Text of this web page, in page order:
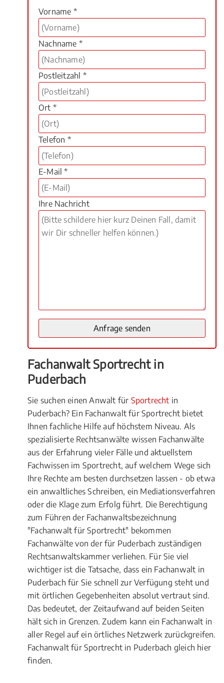
Vorname *
Nachname *
Postleitzahl *
Ort *
Telefon *
E-Mail *
Ihre Nachricht
Fachanwalt Sportrecht in
Puderbach
Sie suchen einen Anwalt für Sportrecht in
Puderbach? Ein Fachanwalt für Sportrecht bietet
Ihnen fachliche Hilfe auf höchstem Niveau. Als
spezialisierte Rechtsanwälte wissen Fachanwälte
aus der Erfahrung vieler Fälle und aktuellstem
Fachwissen im Sportrecht, auf welchem Wege sich
Ihre Rechte am besten durchsetzen lassen - ob etwa
ein anwaltliches Schreiben, ein Mediationsverfahren
oder die Klage zum Erfolg führt. Die Berechtigung
zum Führen der Fachanwaltsbezeichnung
"Fachanwalt für Sportrecht" bekommen
Fachanwälte von der für Puderbach zuständigen
Rechtsanwaltskammer verliehen. Für Sie viel
wichtiger ist die Tatsache, dass ein Fachanwalt in
Puderbach für Sie schnell zur Verfügung steht und
mit örtlichen Gegebenheiten absolut vertraut sind.
Das bedeutet, der Zeitaufwand auf beiden Seiten
hält sich in Grenzen. Zudem kann ein Fachanwalt in
aller Regel auf ein örtliches Netzwerk zurückgreifen.
Fachanwalt für Sportrecht in Puderbach gleich hier
finden.